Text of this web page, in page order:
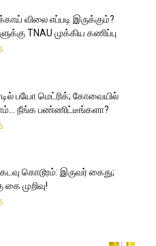
விலை எப்படி இருக்கும்?
TNAU முக்கிய கணிப்பு
பயோ மெட்ரிக்; கோவையில்
நீங்க பண்ணிட்டீங்களா?
கொடூரம்: இருவர் கைது;
கை முறிவு!